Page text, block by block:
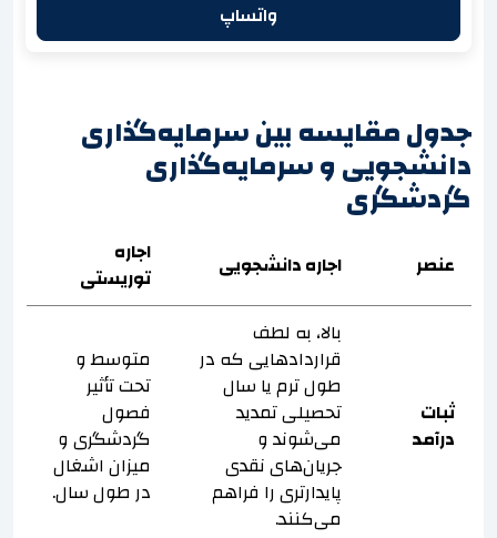
واتساپ
جدول مقایسه بین سرمایه‌گذاری
دانشجویی و سرمایه‌گذاری
گردشگری
عنصر اجاره دانشجویی
اجاره
توریستی
ثبات
درآمد
بالا، به لطف
قراردادهایی که در
طول ترم یا سال
تحصیلی تمدید
می‌شوند و
جریان‌های نقدی
پایدارتری را فراهم
می‌کنند.
متوسط ​​و
تحت تأثیر
فصول
گردشگری و
میزان اشغال
در طول سال.